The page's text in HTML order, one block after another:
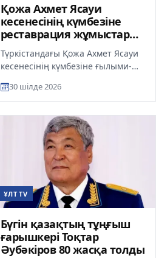
Қожа Ахмет Ясауи
кесенесінің күмбезіне
реставрация жұмыстары
жалғасып жатыр
Түркістандағы Қожа Ахмет Ясауи
кесенесінің күмбезіне ғылыми-
жүргізіліп жатыр, деп
хабарлайд...
30 шілде 2026
ҰЛТ TV
Бүгін қазақтың тұңғыш
ғарышкері Тоқтар
Әубәкіров 80 жасқа толды